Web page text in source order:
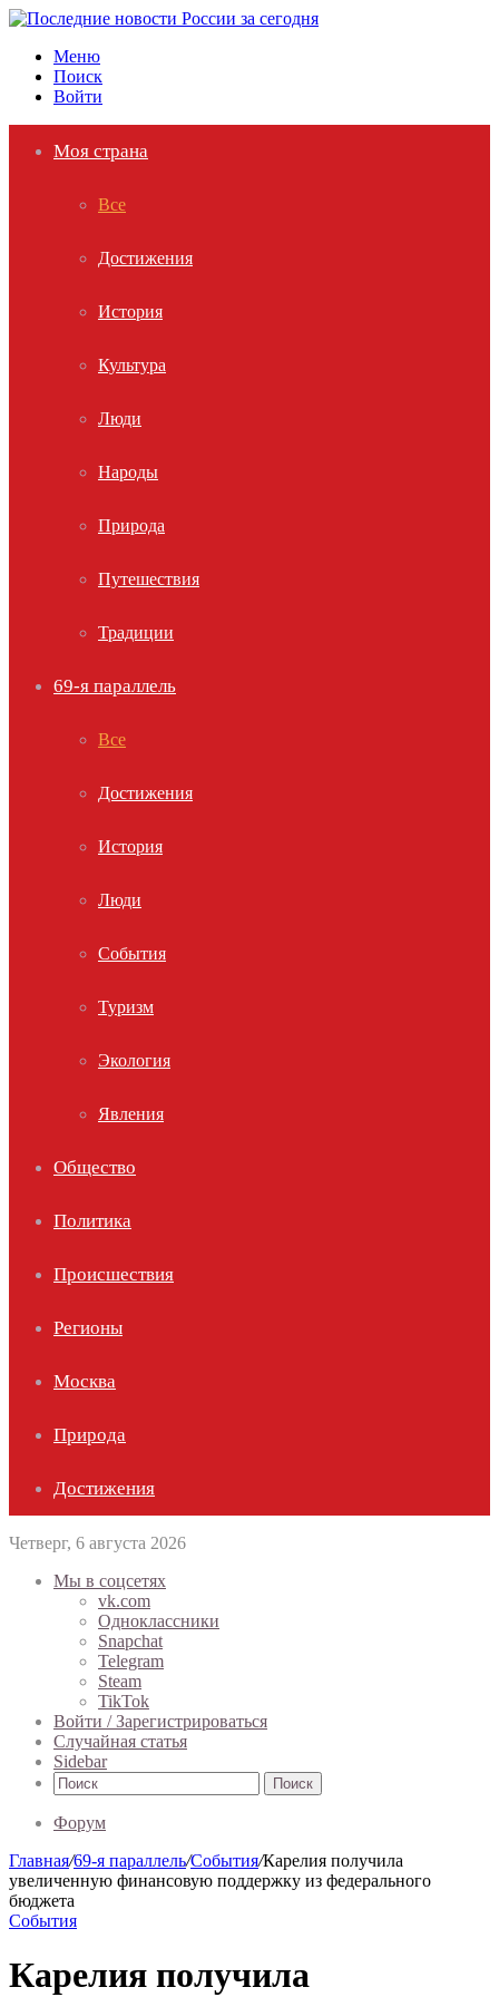
Меню
Поиск
Войти
Моя страна
Все
Достижения
История
Культура
Люди
Народы
Природа
Путешествия
Традиции
69-я параллель
Все
Достижения
История
Люди
События
Туризм
Экология
Явления
Общество
Политика
Происшествия
Регионы
Москва
Природа
Достижения
Четверг, 6 августа 2026
Мы в соцсетях
vk.com
Одноклассники
Snapchat
Telegram
Steam
TikTok
Войти / Зарегистрироваться
Случайная статья
Sidebar
Поиск
Форум
Главная/69-я параллель/События/Карелия получила
увеличенную финансовую поддержку из федерального
бюджета
События
Карелия получила